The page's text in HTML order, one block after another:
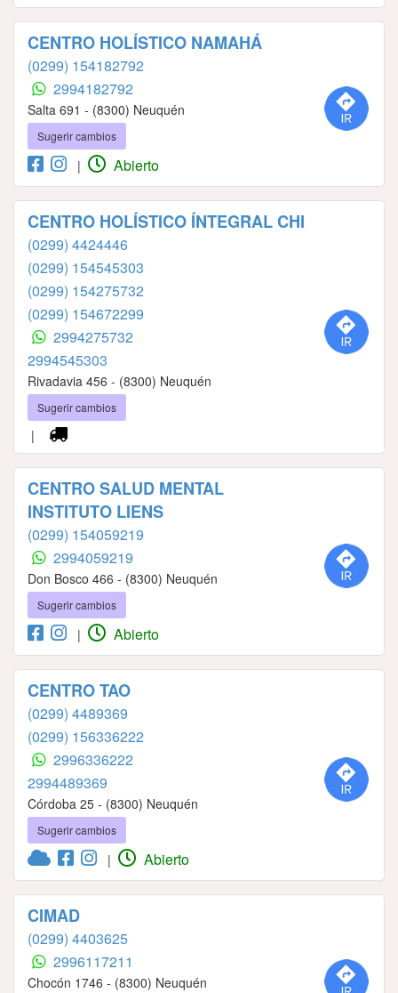
CENTRO HOLÍSTICO NAMAHÁ
(0299) 154182792
2994182792
Salta 691 - (8300) Neuquén
Sugerir cambios
| Abierto
CENTRO HOLÍSTICO ÍNTEGRAL CHI
(0299) 4424446
(0299) 154545303
(0299) 154275732
(0299) 154672299
2994275732
2994545303
Rivadavia 456 - (8300) Neuquén
Sugerir cambios
|
CENTRO SALUD MENTAL
INSTITUTO LIENS
(0299) 154059219
2994059219
Don Bosco 466 - (8300) Neuquén
Sugerir cambios
| Abierto
CENTRO TAO
(0299) 4489369
(0299) 156336222
2996336222
2994489369
Córdoba 25 - (8300) Neuquén
Sugerir cambios
| Abierto
CIMAD
(0299) 4403625
2996117211
Chocón 1746 - (8300) Neuquén